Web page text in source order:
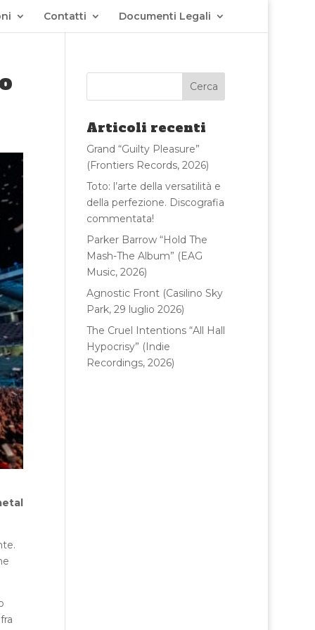
Contatti Documenti Legali
Articoli recenti
Grand “Guilty Pleasure”
(Frontiers Records, 2026)
Toto: l’arte della versatilità e
della perfezione. Discografia
commentata!
Parker Barrow “Hold The
Mash-The Album” (EAG
Music, 2026)
Agnostic Front (Casilino Sky
Park, 29 luglio 2026)
The Cruel Intentions “All Hall
Hypocrisy” (Indie
Recordings, 2026)